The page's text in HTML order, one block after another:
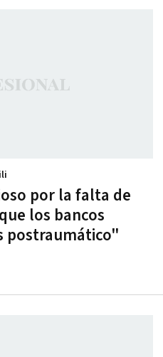
por la falta de
los bancos
postraumático"